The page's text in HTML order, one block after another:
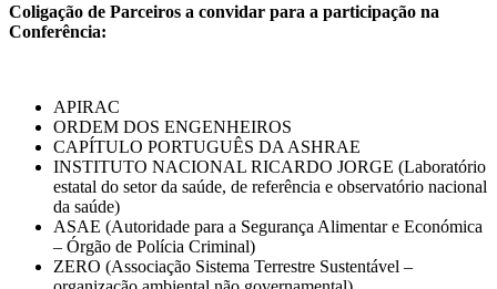
Coligação de Parceiros a convidar para a participação na
Conferência:
APIRAC
ORDEM DOS ENGENHEIROS
CAPÍTULO PORTUGUÊS DA ASHRAE
INSTITUTO NACIONAL RICARDO JORGE (Laboratório
estatal do setor da saúde, de referência e observatório nacional
da saúde)
ASAE (Autoridade para a Segurança Alimentar e Económica
– Órgão de Polícia Criminal)
ZERO (Associação Sistema Terrestre Sustentável –